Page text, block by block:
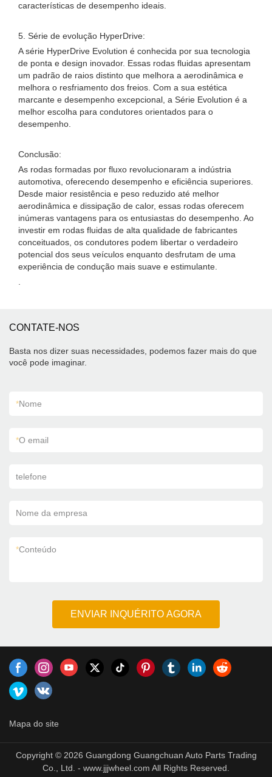
características de desempenho ideais.
5. Série de evolução HyperDrive:
A série HyperDrive Evolution é conhecida por sua tecnologia
de ponta e design inovador. Essas rodas fluidas apresentam
um padrão de raios distinto que melhora a aerodinâmica e
melhora o resfriamento dos freios. Com a sua estética
marcante e desempenho excepcional, a Série Evolution é a
melhor escolha para condutores orientados para o
desempenho.
Conclusão:
As rodas formadas por fluxo revolucionaram a indústria
automotiva, oferecendo desempenho e eficiência superiores.
Desde maior resistência e peso reduzido até melhor
aerodinâmica e dissipação de calor, essas rodas oferecem
inúmeras vantagens para os entusiastas do desempenho. Ao
investir em rodas fluidas de alta qualidade de fabricantes
conceituados, os condutores podem libertar o verdadeiro
potencial dos seus veículos enquanto desfrutam de uma
experiência de condução mais suave e estimulante.
CONTATE-NOS
Basta nos dizer suas necessidades, podemos fazer mais do que
você pode imaginar.
*Nome
*O email
telefone
Nome da empresa
*Conteúdo
ENVIAR INQUÉRITO AGORA
Mapa do site
Copyright © 2026 Guangdong Guangchuan Auto Parts Trading
Co., Ltd. - www.jjjwheel.com All Rights Reserved.